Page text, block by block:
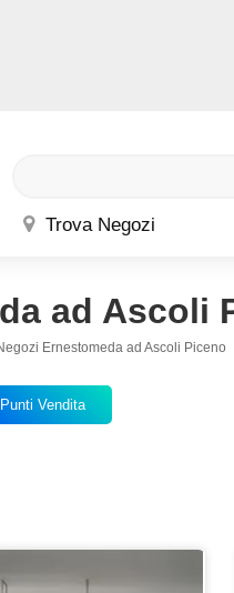
Trova Negozi
ad Ascoli
Ernestomeda ad Ascoli Piceno
Vendita